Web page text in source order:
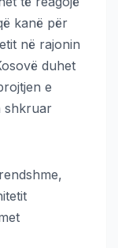
kanë për
në rajonin
duhet
e
shkruar